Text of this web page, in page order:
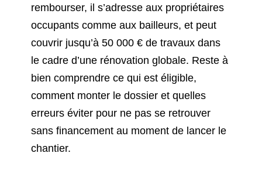
rembourser, il s’adresse aux propriétaires
occupants comme aux bailleurs, et peut
couvrir jusqu’à 50 000 € de travaux dans
le cadre d’une rénovation globale. Reste à
bien comprendre ce qui est éligible,
comment monter le dossier et quelles
erreurs éviter pour ne pas se retrouver
sans financement au moment de lancer le
chantier.